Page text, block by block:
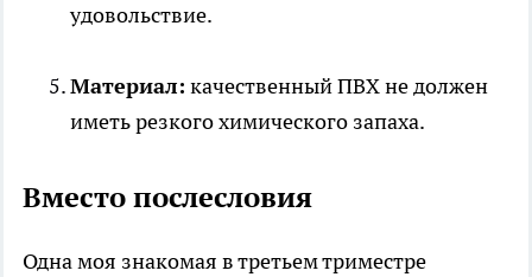
удовольствие.
Материал: качественный ПВХ не должен
иметь резкого химического запаха.
Вместо послесловия
Одна моя знакомая в третьем триместре